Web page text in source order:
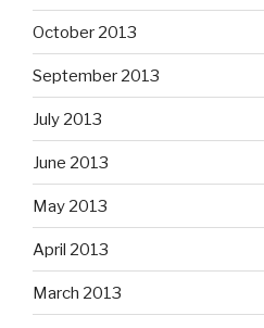
October 2013
September 2013
July 2013
June 2013
May 2013
April 2013
March 2013